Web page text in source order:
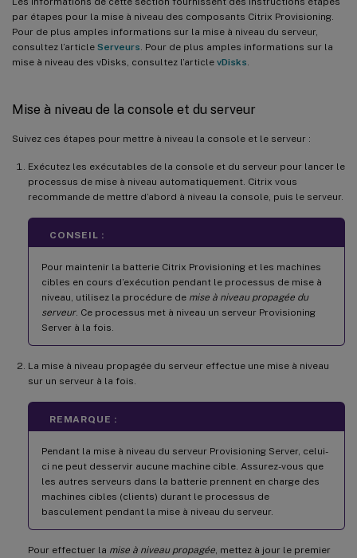
par étapes pour la mise à niveau des composants Citrix Provisioning.
Pour de plus amples informations sur la mise à niveau du serveur,
consultez l’article Serveurs . Pour de plus amples informations sur la
mise à niveau des vDisks, consultez l’article vDisks
Mise à niveau de la console et du serveur
Suivez ces étapes pour mettre à niveau la console et le serveur :
Exécutez les exécutables de la console et du serveur pour lancer le
processus de mise à niveau automatiquement. Citrix vous
recommande de mettre d’abord à niveau la console, puis le serveur.
CONSEIL :
Pour maintenir la batterie Citrix Provisioning et les machines
cibles en cours d’exécution pendant le processus de mise à
niveau, utilisez la procédure de mise à niveau propagée du
serveur. Ce processus met à niveau un serveur Provisioning
Server à la fois.
La mise à niveau propagée du serveur effectue une mise à niveau
sur un serveur à la fois.
REMARQUE :
Pendant la mise à niveau du serveur Provisioning Server, celui-
ci ne peut desservir aucune machine cible. Assurez-vous que
les autres serveurs dans la batterie prennent en charge des
machines cibles (clients) durant le processus de
basculement pendant la mise à niveau du serveur.
Pour effectuer la mise à niveau propagée , mettez à jour le premier